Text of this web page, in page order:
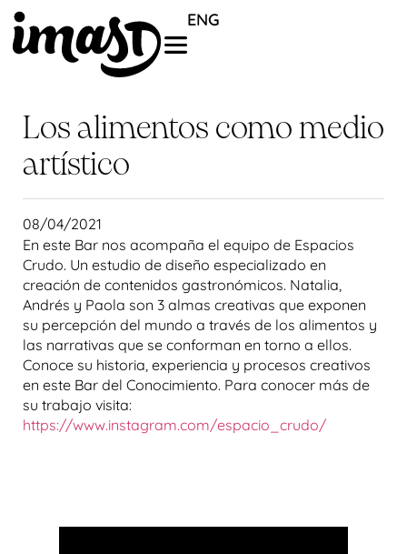
ENG
Los alimentos como medio
artístico
08/04/2021
En este Bar nos acompaña el equipo de Espacios
Crudo. Un estudio de diseño especializado en
creación de contenidos gastronómicos. Natalia,
Andrés y Paola son 3 almas creativas que exponen
su percepción del mundo a través de los alimentos y
las narrativas que se conforman en torno a ellos.
Conoce su historia, experiencia y procesos creativos
en este Bar del Conocimiento. Para conocer más de
su trabajo visita:
https://www.instagram.com/espacio_crudo/